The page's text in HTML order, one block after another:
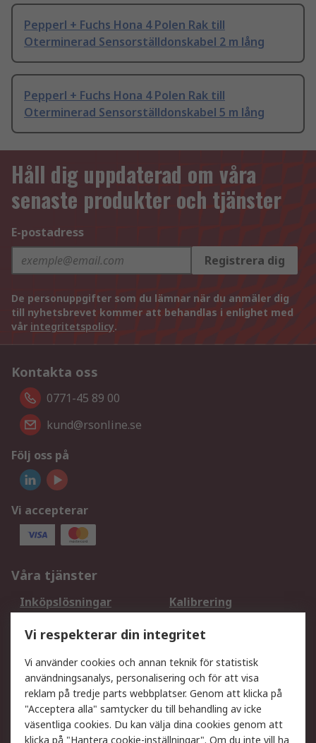
Pepperl + Fuchs Hona 4 Polen Rak till
Oterminerad Sensorställdonskabel 2 m lång
Pepperl + Fuchs Hona 4 Polen Rak till
Oterminerad Sensorställdonskabel 5 m lång
Håll dig uppdaterad om våra
senaste produkter och tjänster
E-postadress
Registrera dig
De personuppgifter som du lämnar när du anmäler dig
till nyhetsbrevet kommer att behandlas i enlighet med
vår integritetspolicy.
Kontakta oss
0771-45 89 00
kund@rsonline.se
Följ oss på
Vi accepterar
Våra tjänster
Inköpslösningar
Kalibrering
DesignSpark
Teknisk Support
Ditt lokala säljteam
Exportlösningar
Support
Få hjälp
Retur av varor
Vi respekterar din integritet
Vi använder cookies och annan teknik för statistisk
användningsanalys, personalisering och för att visa
reklam på tredje parts webbplatser. Genom att klicka på
"Acceptera alla" samtycker du till behandling av icke
väsentliga cookies. Du kan välja dina cookies genom att
klicka på "Hantera cookie-inställningar". Om du inte vill ha